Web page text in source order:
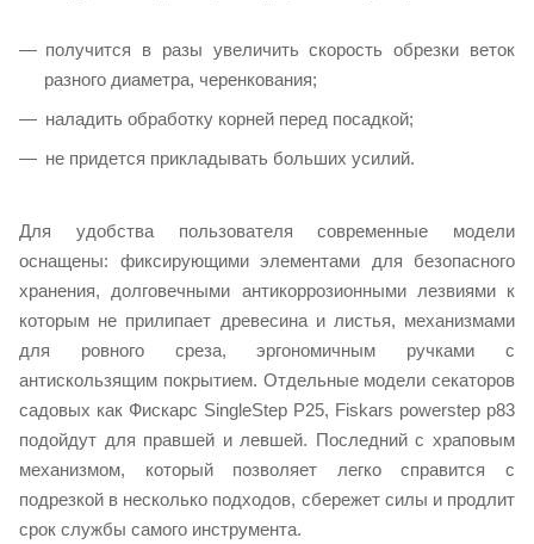
получится в разы увеличить скорость обрезки веток
разного диаметра, черенкования;
наладить обработку корней перед посадкой;
не придется прикладывать больших усилий.
Для удобства пользователя современные модели
оснащены: фиксирующими элементами для безопасного
хранения, долговечными антикоррозионными лезвиями к
которым не прилипает древесина и листья, механизмами
для ровного среза, эргономичным ручками с
антискользящим покрытием. Отдельные модели секаторов
садовых как Фискарс SingleStep P25, Fiskars powerstep p83
подойдут для правшей и левшей. Последний с храповым
механизмом, который позволяет легко справится с
подрезкой в несколько подходов, сбережет силы и продлит
срок службы самого инструмента.